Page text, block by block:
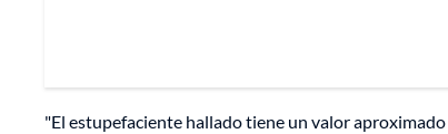
"El estupefaciente hallado tiene un valor